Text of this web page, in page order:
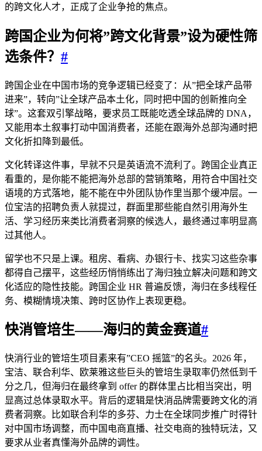
的跨文化人才，正成了企业争抢的焦点。
跨国企业为何将”跨文化背景”设为硬性筛
选条件？ #
跨国企业在中国市场的竞争逻辑已经变了：从”把全球产品带
进来”，转向”让全球产品本土化，同时把中国的创新推向全
球”。这套双引擎战略，要求员工既能吃透全球品牌的 DNA，
又能用本土叙事打动中国消费者，还能在跟海外总部沟通时把
文化折扣降到最低。
文化转译这件事，早就不只是英语流不流利了。跨国企业真正
看重的，是你能不能把海外总部的营销策略，用符合中国社交
语境的方式落地，能不能在中外团队协作里当那个缓冲层。一
位宝洁的招聘负责人就提过，群面里那些能自然引用海外生
活、学习经历来类比消费者洞察的候选人，最终通过率明显高
过其他人。
留学也不只是上课。租房、看病、办银行卡、找实习这些杂事
都得自己摆平，这些经历悄悄练出了海归独立解决问题和跨文
化适应的隐性技能。跨国企业 HR 普遍反馈，海归在多线程任
务、模糊情境决策、跨时区协作上表现更稳。
快消管培生——海归的黄金赛道#
快消行业的管培生项目素来有”CEO 摇篮”的名头。2026 年，
宝洁、联合利华、欧莱雅这些巨头的管培生录取率仍然低到千
分之几，但海归在最终拿到 offer 的群体里占比相当突出，明
显高过总体录取水平。背后的逻辑是快消品牌需要跨文化的消
费者洞察。比如联合利华的多芬、力士在全球同步推广时得针
对中国市场调整，而中国电商直播、社交电商的独特玩法，又
要求从业者真懂海外品牌的调性。